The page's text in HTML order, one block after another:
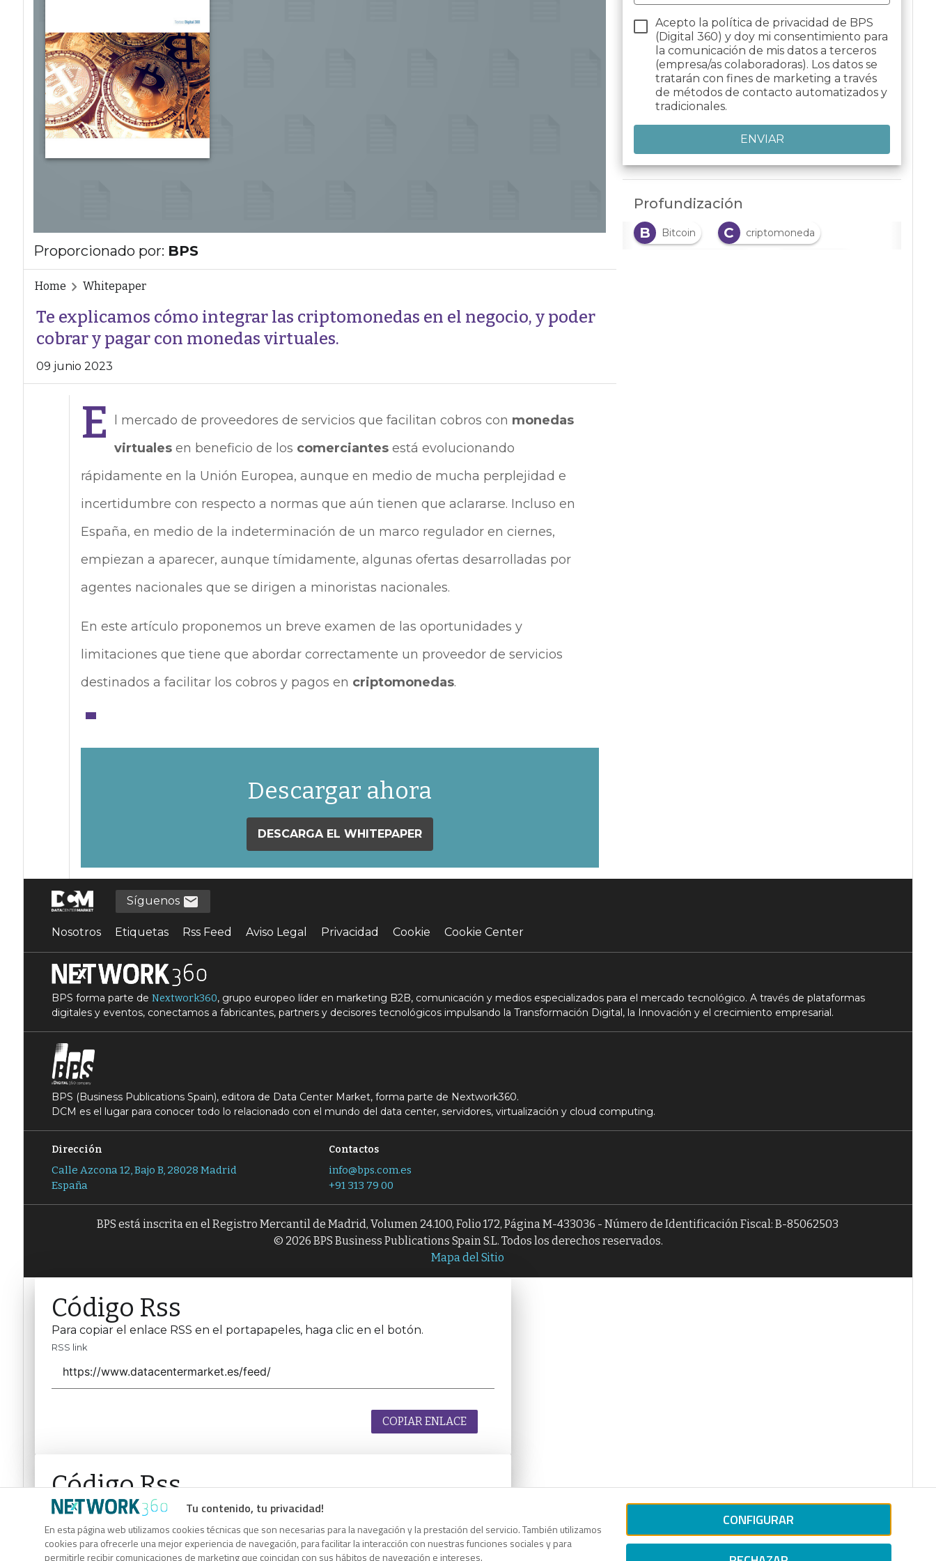
Proporcionado por: BPS
Home Whitepaper
Te explicamos cómo integrar las criptomonedas en el negocio, y poder
cobrar y pagar con monedas virtuales.
09 junio 2023
E l mercado de proveedores de servicios que facilitan cobros con monedas
virtualesen beneficio de los comerciantesestá evolucionando
rápidamente en la Unión Europea, aunque en medio de mucha perplejidad e
incertidumbre con respecto a normas que aún tienen que aclararse. Incluso en
España, en medio de la indeterminación de un marco regulador en ciernes,
empiezan a aparecer, aunque tímidamente, algunas ofertas desarrolladas por
agentes nacionales que se dirigen a minoristas nacionales.
En este artículo proponemos un breve examen de las oportunidades y
limitaciones que tiene que abordar correctamente un proveedor de servicios
destinados a facilitar los cobros y pagos en criptomonedas.
Descargar ahora
DESCARGA EL WHITEPAPER
Acepto la política de privacidad de BPS
(Digital 360) y doy mi consentimiento para
la comunicación de mis datos aterceros
(empresa/as colaboradoras). Los datos se
tratarán con fines de marketing a través
de métodos de contacto automatizados y
tradicionales.
Profundización
B
Bitcoin C criptomoneda
Tu contenido, tu privacidad!
En esta página web utilizamos cookies técnicas que son necesarias para la navegación y la prestación del servicio. También utilizamos
cookies para ofrecerle una mejor experiencia de navegación, para facilitar la interacción con nuestras funciones sociales y para
permitirle recibir comunicaciones de marketing que coincidan con sus hábitos de navegación e intereses.
CONFIGURAR
Síguenos
Nosotros Etiquetas Rss Feed Aviso Legal Privacidad Cookie Cookie Center
BPS forma parte de Nextwork360, grupo europeo líder en marketing B2B, comunicación y medios especializados para el mercado tecnológico. A través de plataformas
digitales y eventos, conectamos a fabricantes, partners y decisores tecnológicos impulsando la Transformación Digital, la Innovación y el crecimiento empresarial.
BPS (Business Publications Spain), editora de Data Center Market, forma parte de Nextwork360.
DCM es el lugar para conocer todo lo relacionado con el mundo del data center, servidores, virtualización y cloud computing.
Dirección
Calle Azcona 12, Bajo B, 28028 Madrid
España
Contactos
info@bps.com.es
+91 313 79 00
BPS está inscrita en el Registro Mercantil de Madrid, Volumen 24.100, Folio 172, Página M-433036 - Número de Identificación Fiscal: B-85062503
© 2026 BPS Business Publications Spain S.L. Todos los derechos reservados.
Mapa del Sitio
Código Rss
Para copiar el enlace RSS en el portapapeles, haga clic en el botón.
RSS link
COPIAR ENLACE
Código Rss
Para copiar el enlace RSS en el portapapeles, haga clic en el botón.
RSS link